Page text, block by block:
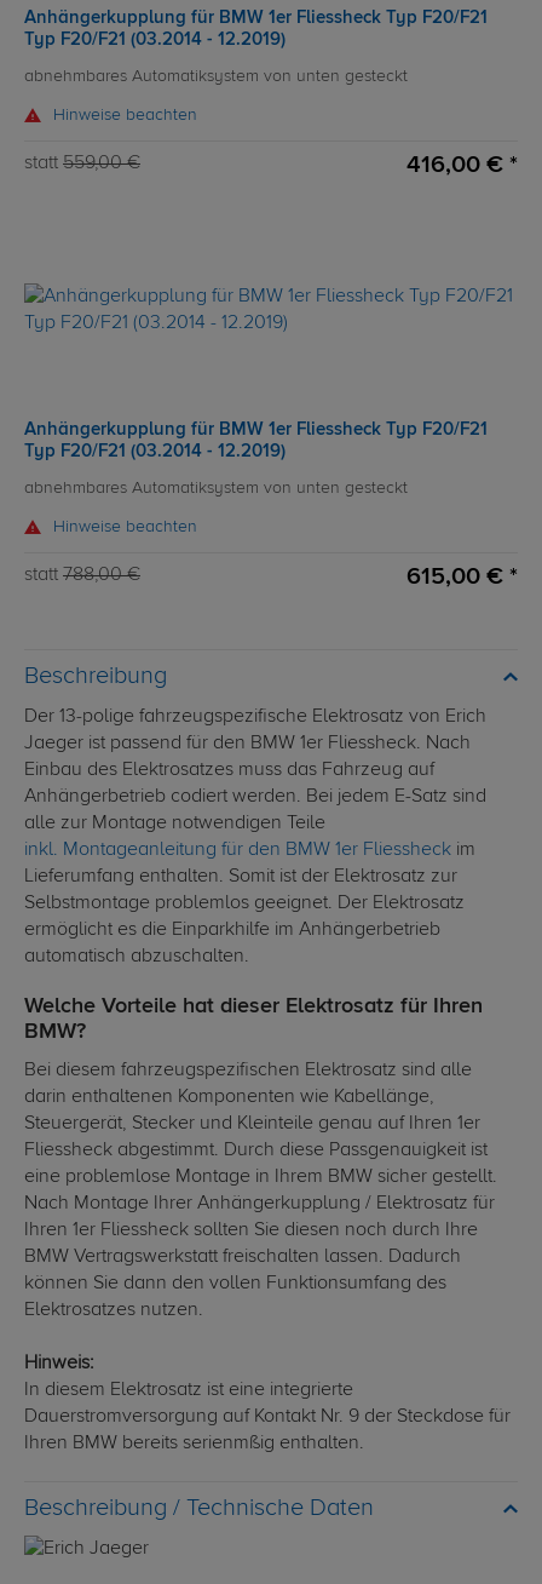
Anhängerkupplung für BMW 1er Fliessheck Typ F20/F21
Typ F20/F21 (03.2014 - 12.2019)
abnehmbares Automatiksystem von unten gesteckt
Hinweise beachten
statt 559,00 € 416,00 € *
Anhängerkupplung für BMW 1er Fliessheck Typ F20/F21
Typ F20/F21 (03.2014 - 12.2019)
abnehmbares Automatiksystem von unten gesteckt
Hinweise beachten
statt 788,00 € 615,00 € *
Beschreibung
Der 13-polige fahrzeugspezifische Elektrosatz von Erich
Jaeger ist passend für den BMW 1er Fliessheck. Nach
Einbau des Elektrosatzes muss das Fahrzeug auf
Anhängerbetrieb codiert werden. Bei jedem E-Satz sind
alle zur Montage notwendigen Teile
inkl. Montageanleitung für den BMW 1er Fliessheck im
Lieferumfang enthalten. Somit ist der Elektrosatz zur
Selbstmontage problemlos geeignet. Der Elektrosatz
ermöglicht es die Einparkhilfe im Anhängerbetrieb
automatisch abzuschalten.
Welche Vorteile hat dieser Elektrosatz für Ihren
BMW?
Bei diesem fahrzeugspezifischen Elektrosatz sind alle
darin enthaltenen Komponenten wie Kabellänge,
Steuergerät, Stecker und Kleinteile genau auf Ihren 1er
Fliessheck abgestimmt. Durch diese Passgenauigkeit ist
eine problemlose Montage in Ihrem BMW sicher gestellt.
Nach Montage Ihrer Anhängerkupplung / Elektrosatz für
Ihren 1er Fliessheck sollten Sie diesen noch durch Ihre
BMW Vertragswerkstatt freischalten lassen. Dadurch
können Sie dann den vollen Funktionsumfang des
Elektrosatzes nutzen.
Hinweis:
In diesem Elektrosatz ist eine integrierte
Dauerstromversorgung auf Kontakt Nr. 9 der Steckdose für
Ihren BMW bereits serienmßig enthalten.
Technische Daten